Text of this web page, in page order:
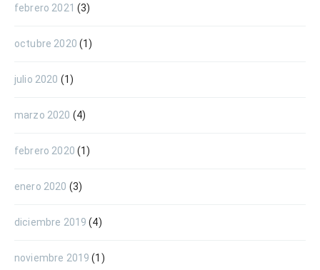
febrero 2021 (3)
octubre 2020 (1)
julio 2020 (1)
marzo 2020 (4)
febrero 2020 (1)
enero 2020 (3)
diciembre 2019 (4)
noviembre 2019 (1)